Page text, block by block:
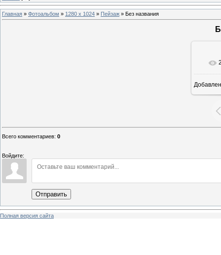
Главная » Фотоальбом » 1280 x 1024 » Пейзаж » Без названия
Всего комментариев: 0
Войдите:
Отправить
Полная версия сайта